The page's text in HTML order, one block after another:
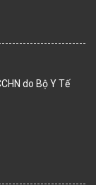
do Bộ Y Tế